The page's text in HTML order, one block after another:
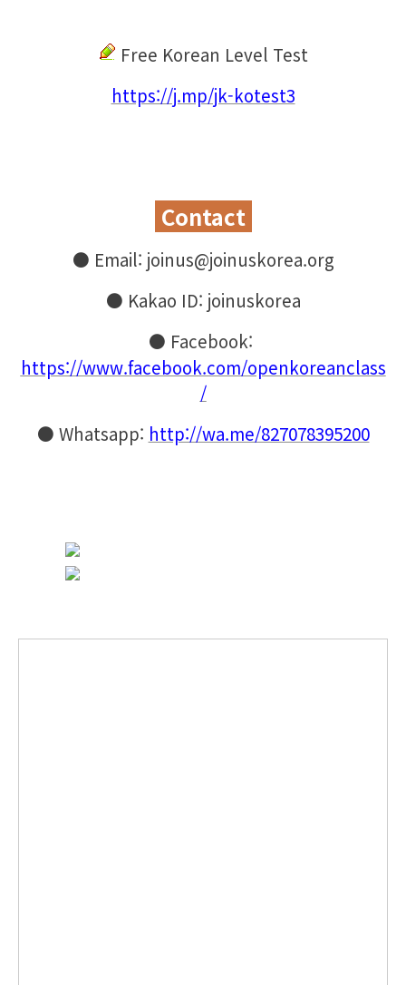
Free Korean Level Test
https://j.mp/jk-kotest3
Contact
● Email: joinus@joinuskorea.org
● Kakao ID: joinuskorea
● Facebook:
https://www.facebook.com/openkoreanclass
/
● Whatsapp: http://wa.me/827078395200